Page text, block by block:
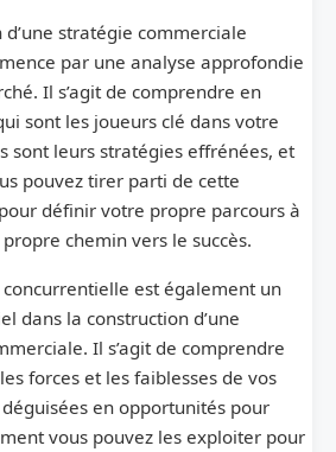
d’une stratégie commerciale
par une analyse approfondie
Il s’agit de comprendre en
sont les joueurs clé dans votre
sont leurs stratégies effrénées, et
pouvez tirer parti de cette
définir votre propre parcours à
chemin vers le succès.
concurrentielle est également un
dans la construction d’une
Il s’agit de comprendre
forces et les faiblesses de vos
en opportunités pour
vous pouvez les exploiter pour